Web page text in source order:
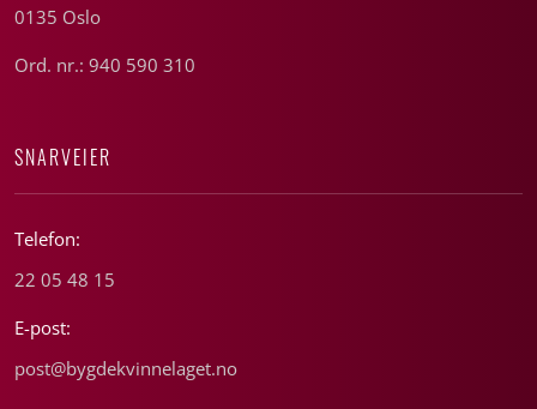
0135 Oslo
Ord. nr.: 940 590 310
SNARVEIER
Telefon:
22 05 48 15
E-post:
post@bygdekvinnelaget.no